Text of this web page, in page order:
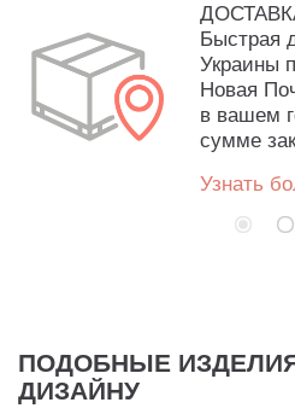
Быстрая
Украины
Новая
в вашем
сумме
Узнать
ПОДОБНЫЕ
ДИЗАЙНУ